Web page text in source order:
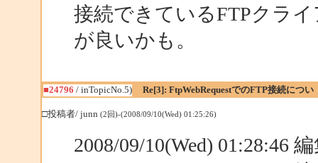
接続できているFTPクラ
が良いかも。
■24796 / inTopicNo.5) Re[3]: FtpWebRequestでのFTP接続につい
□投稿者/ junn (2回)-(2008/09/10(Wed) 01:25:26)
2008/09/10(Wed) 01:28:46